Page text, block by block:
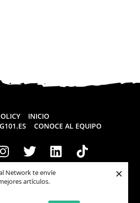
Network te envíe
artículos.
×
INICIO
CONOCE AL EQUIPO
reservadosRealgaming.es